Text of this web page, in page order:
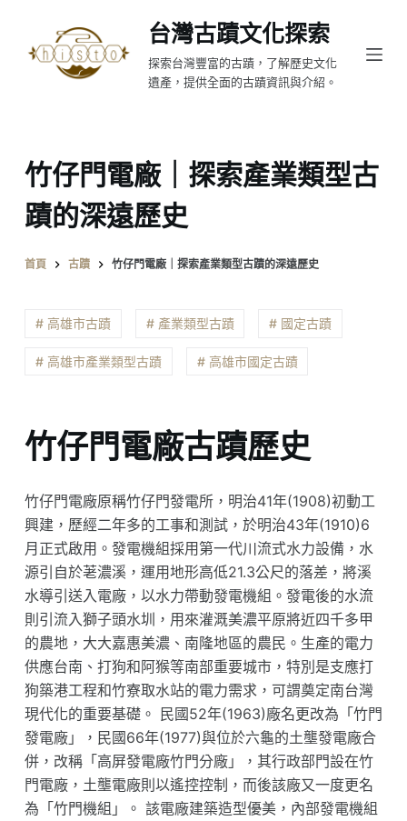
至
台灣古蹟文化探索
探索台灣豐富的古蹟，了解歷史文化
遺產，提供全面的古蹟資訊與介紹。
竹仔門電廠｜探索產業類型古
蹟的深遠歷史
首頁 古蹟 竹仔門電廠｜探索產業類型古蹟的深遠歷史
# 高雄市古蹟 # 產業類型古蹟 # 國定古蹟
# 高雄市產業類型古蹟 # 高雄市國定古蹟
竹仔門電廠古蹟歷史
竹仔門電廠原稱竹仔門發電所，明治41年(1908)初動工
興建，歷經二年多的工事和測試，於明治43年(1910)6
月正式啟用。發電機組採用第一代川流式水力設備，水
源引自於荖濃溪，運用地形高低21.3公尺的落差，將溪
水導引送入電廠，以水力帶動發電機組。發電後的水流
則引流入獅子頭水圳，用來灌溉美濃平原將近四千多甲
的農地，大大嘉惠美濃、南隆地區的農民。生產的電力
供應台南、打狗和阿猴等南部重要城市，特別是支應打
狗築港工程和竹寮取水站的電力需求，可謂奠定南台灣
現代化的重要基礎。 民國52年(1963)廠名更改為「竹門
發電廠」，民國66年(1977)與位於六龜的土壟發電廠合
併，改稱「高屏發電廠竹門分廠」，其行政部門設在竹
門電廠，土壟電廠則以遙控控制，而後該廠又一度更名
為「竹門機組」。 該電廠建築造型優美，內部發電機組